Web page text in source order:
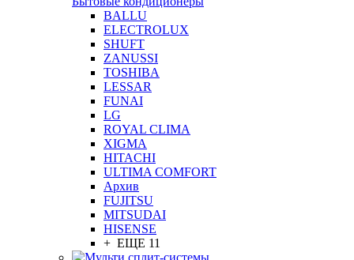
BALLU
ELECTROLUX
SHUFT
ZANUSSI
TOSHIBA
LESSAR
FUNAI
LG
ROYAL CLIMA
XIGMA
HITACHI
ULTIMA COMFORT
Архив
FUJITSU
MITSUDAI
HISENSE
+ ЕЩЕ 11